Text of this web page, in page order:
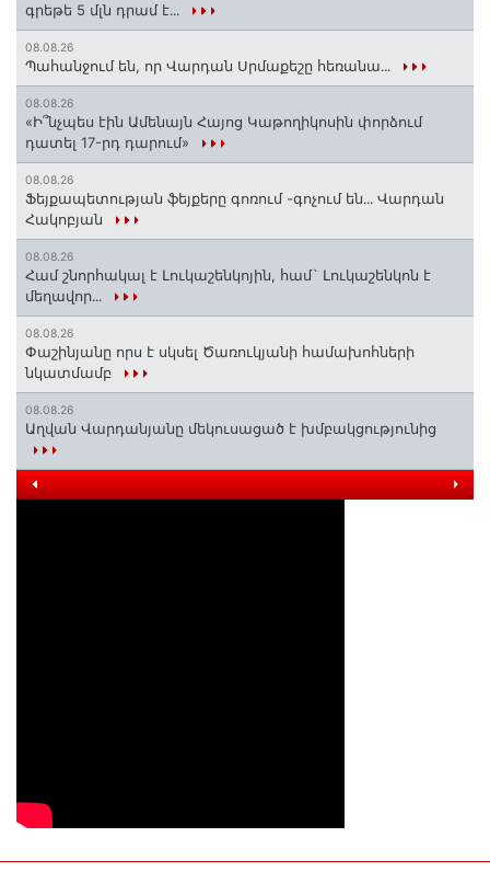
գրեթե 5 մլն դրամ է․․․
08.08.26
Պահանջում են, որ Վարդան Սրմաքեշը հեռանա․․․
08.08.26
«Ի՞նչպես էին Ամենայն Հայոց Կաթողիկոսին փորձում
դատել 17-րդ դարում»
08.08.26
Ֆեյքապետության ֆեյքերը գոռում -գոչում են․․․ Վարդան
Հակոբյան
08.08.26
Համ շնորհակալ է Լուկաշենկոյին, համ` Լուկաշենկոն է
մեղավոր․․․
08.08.26
Փաշինյանը որս է սկսել Ծառուկյանի համախոհների
նկատմամբ
08.08.26
Աղվան Վարդանյանը մեկուսացած է խմբակցությունից